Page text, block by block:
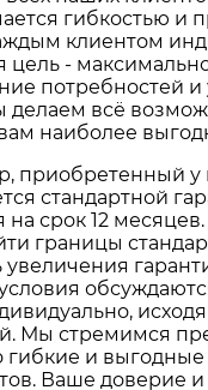
гибкостью и
клиентом
цель -
потребностей и
делаем всё
наиболее
приобретенный у
стандартной
на срок 12
границы
Мы стремимся
гибкие и выгодные
Ваше доверие и